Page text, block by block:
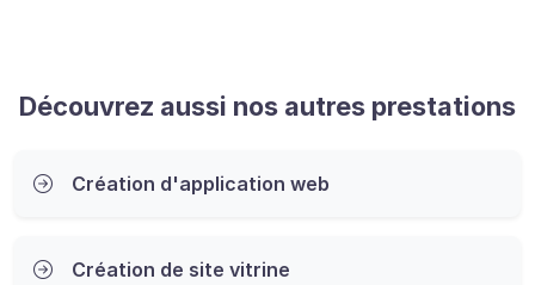
Découvrez aussi nos autres prestations
Création d'application web
Création de site vitrine